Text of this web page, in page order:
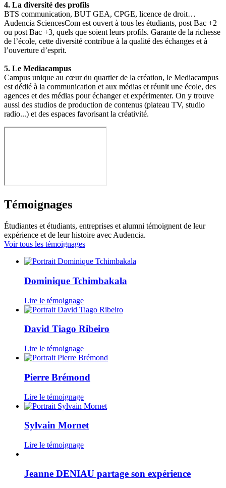
4. La diversité des profils
BTS communication, BUT GEA, CPGE, licence de droit…
Audencia SciencesCom est ouvert à tous les étudiants, post Bac +2
ou post Bac +3, quels que soient leurs profils. Garante de la richesse
de l’école, cette diversité contribue à la qualité des échanges et à
l’ouverture d’esprit.
5. Le Mediacampus
Campus unique au cœur du quartier de la création, le Mediacampus
est dédié à la communication et aux médias et réunit une école, des
agences et des médias pour échanger et expérimenter. On y trouve
aussi des studios de production de contenus (plateau TV, studio
radio...) et des espaces favorisant la créativité.
Témoignages
Étudiantes et étudiants, entreprises et alumni témoignent de leur
expérience et de leur histoire avec Audencia.
Voir tous les témoignages
Dominique Tchimbakala
Lire le témoignage
David Tiago Ribeiro
Lire le témoignage
Pierre Brémond
Lire le témoignage
Sylvain Mornet
Lire le témoignage
Jeanne DENIAU partage son expérience